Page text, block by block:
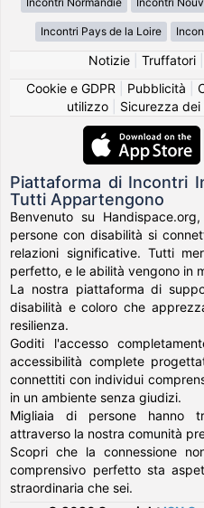
Incontri Pays de la Loire
Notizie| Truffatori|
Cookie e GDPR
Pubblicità
utilizzo| Sicurezza dei
Piattaforma di Incontri
Tutti Appartengono
Benvenuto su
persone con disabilità si
relazioni significative. Tutti
perfetto, e le abilità vengono in
La nostra piattaforma di
disabilità e coloro che
resilienza.
Goditi l'accesso
accessibilità complete
connettiti con individui
in un ambiente senza giudizi.
Migliaia di persone hanno
attraverso la nostra comunità
Scopri che la connessione
comprensivo perfetto sta
straordinaria che sei.